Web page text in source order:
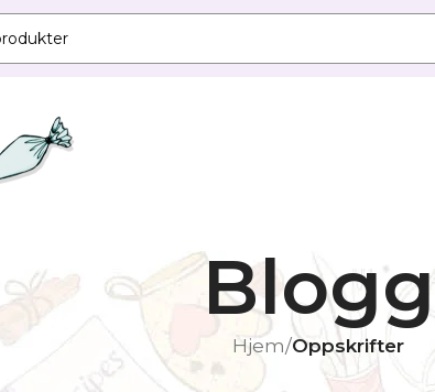
Blogg
Hjem/Oppskrifter
OPPSKRIFTER